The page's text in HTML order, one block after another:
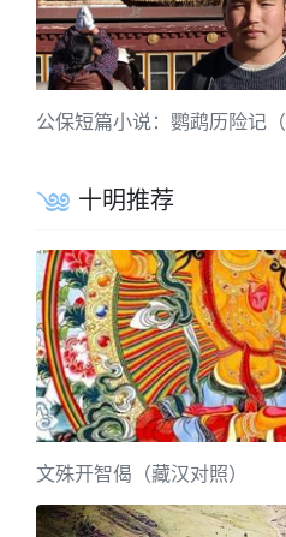
公保短篇小说：鹦鹉历险记（
十明推荐
文殊开智偈（藏汉对照）